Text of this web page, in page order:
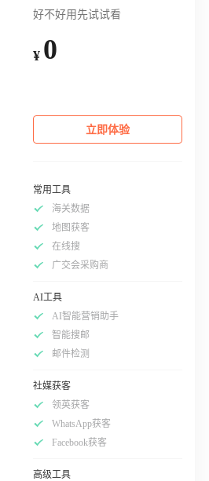
好不好用先试试看
¥ 0
立即体验
常用工具
海关数据
地图获客
在线搜
广交会采购商
AI工具
AI智能营销助手
智能搜邮
邮件检测
社媒获客
领英获客
WhatsApp获客
Facebook获客
高级工具